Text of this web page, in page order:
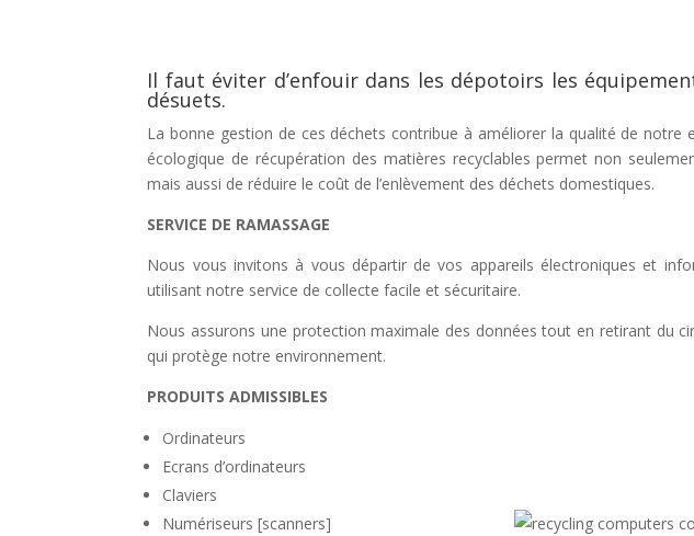
Il faut éviter d’enfouir dans les dépotoirs les
désuets.
La bonne gestion de ces déchets contribue à améliorer la qualité de
écologique de récupération des matières recyclables permet non
mais aussi de réduire le coût de l’enlèvement des déchets domestiques.
SERVICE DE RAMASSAGE
Nous vous invitons à vous départir de vos appareils électroniques et
utilisant notre service de collecte facile et sécuritaire.
Nous assurons une protection maximale des données tout en retirant du
qui protège notre environnement.
PRODUITS ADMISSIBLES
Ordinateurs
Ecrans d’ordinateurs
Claviers
Numériseurs [scanners]